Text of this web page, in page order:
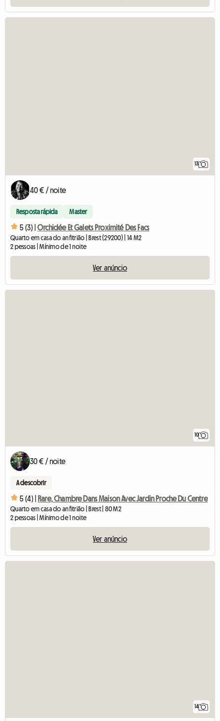
13
40 € / noite
Resposta rápida Master
5 (3) | Orchidée Et Galets Proximité Des Facs
Quarto em casa do anfitrião | Brest (29200) | 14 M2
2 pessoas | Mínimo de 1 noite
Ver anúncio
10
30 € / noite
A descobrir
5 (4) | Rare, Chambre Dans Maison Avec Jardin Proche Du Centre
Quarto em casa do anfitrião | Brest | 80 M2
2 pessoas | Mínimo de 1 noite
Ver anúncio
14